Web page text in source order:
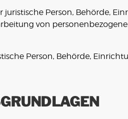
juristische Person, Behörde,
von
Person, Behörde,